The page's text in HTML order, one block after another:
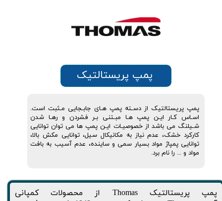
پمپ پریستالتیک Thomas از محصولات کمپانی
پمپ پریستالتیک از دسـته پمپ هـای جابـجایی مـثبت است.
اسـاس کـار ایـن پمپ هـا مبـتنی بـر فشردن و رهـا شدن
شـیلنگ می باشد از خصوصیـات ایـن پمپ ها می توان توانایی
کارکرد خشک، عدم نیاز به مکانیکال سیل، توانایی مکش بالا،
توانایی پمپاژ مواد بسیار سمی و ساینده، عدم آسیب به بافت
مواد و ... را نام برد.
پمپ پریستالتیک